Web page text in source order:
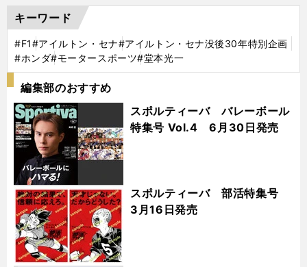
キーワード
#F1#アイルトン・セナ#アイルトン・セナ没後30年特別企画
#ホンダ#モータースポーツ#堂本光一
編集部のおすすめ
スポルティーバ バレーボール
特集号 Vol.4 6月30日発売
スポルティーバ 部活特集号
3月16日発売